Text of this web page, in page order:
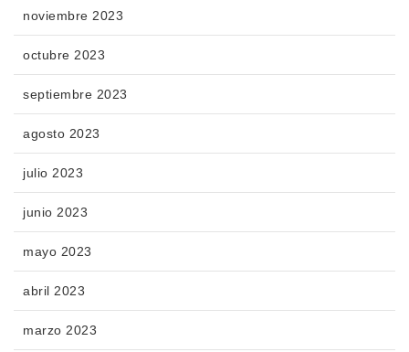
noviembre 2023
octubre 2023
septiembre 2023
agosto 2023
julio 2023
junio 2023
mayo 2023
abril 2023
marzo 2023